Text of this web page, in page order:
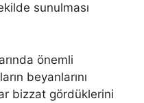
sunulması
önemli
beyanlarını
bizzat gördüklerini